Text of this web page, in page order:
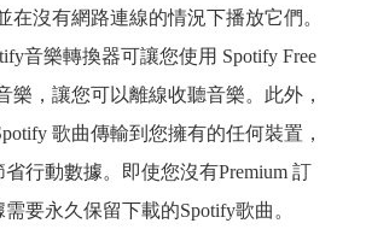
在沒有網路連線的情況下播放它們。
音樂轉換器可讓您使用 Spotify Free
樂，讓您可以離線收聽音樂。此外，
歌曲傳輸到您擁有的任何裝置，
行動數據。即使您沒有Premium 訂
要永久保留下載的Spotify歌曲。